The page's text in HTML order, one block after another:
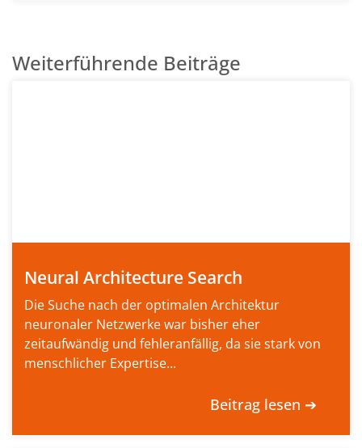
Weiterführende Beiträge
Neural Architecture Search
Die Suche nach der optimalen Architektur
neuronaler Netzwerke war bisher eher
zeitaufwändig und fehleranfällig, da sie stark von
menschlicher Expertise...
Beitrag lesen ➔